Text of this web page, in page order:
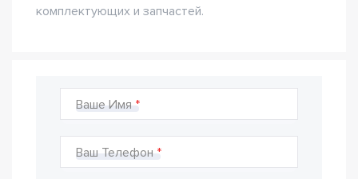
комплектующих и запчастей.
Ваше Имя
Ваш Телефон